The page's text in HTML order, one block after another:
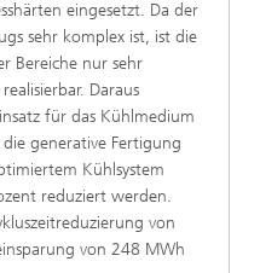
eingesetzt. Da der
sehr komplex ist, ist die
Bereiche nur sehr
Daraus
für das Kühlmedium
generative Fertigung
Kühlsystem
reduziert werden.
von
von 248 MWh